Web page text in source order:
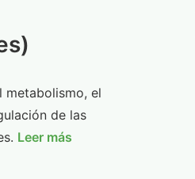
metabolismo, el
de las
Leer más